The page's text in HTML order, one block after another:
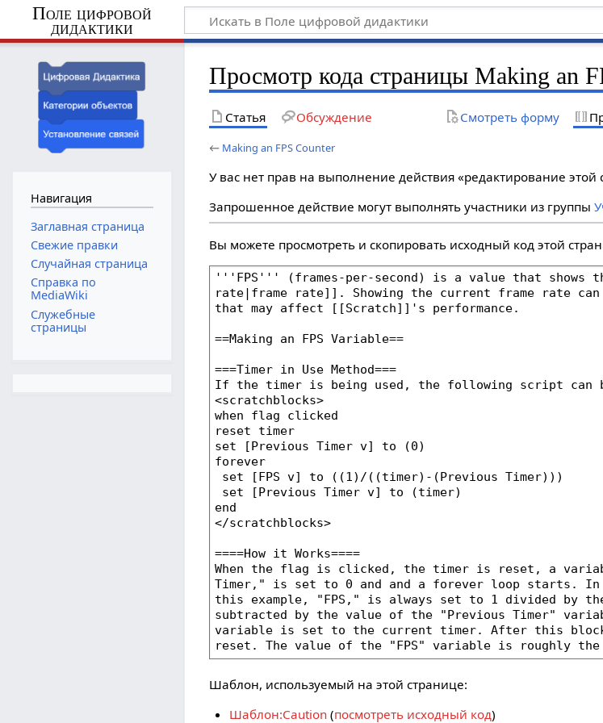
Поле цифровой
дидактики
Просмотр кода страницы Making an
Статья Обсуждение Смотреть форму
← Making an FPS Counter
У вас нет прав на выполнение действия «редактирование
Запрошенное действие могут выполнять участники из группы
Вы можете просмотреть и скопировать исходный код этой
Шаблон, используемый на этой странице:
Шаблон:Caution(посмотреть исходный код)
Навигация
Заглавная страница
Свежие правки
Случайная страница
Справка по
MediaWiki
Служебные
страницы